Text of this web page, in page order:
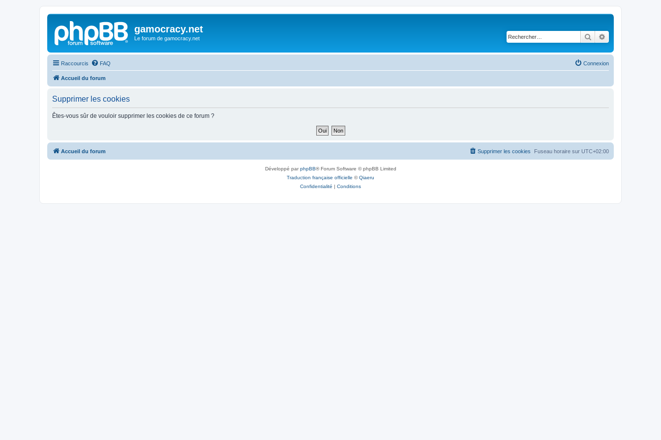
gamocracy.net
Le forum de gamocracy.net Rechercher
Raccourcis FAQ Connexion
Accueil du forum
Supprimer les cookies
Êtes-vous sûr de vouloir supprimer les cookies de ce forum ?
Accueil du forum Fuseau horaire sur UTC+02:00
Supprimer les cookies
Développé parphpBB® Forum Software © phpBB Limited
Traduction française officielle ©Qiaeru
Confidentialité | Conditions